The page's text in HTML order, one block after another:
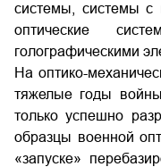
системы, системы с
оптические
голографическими
На оптико-
тяжелые годы
только успешно
образцы военной
«запуске»